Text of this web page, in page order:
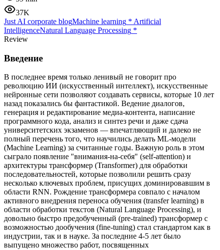
37K
Just AI corporate blogMachine learning * Artificial
IntelligenceNatural Language Processing *
Review
Введение
В последнее время только ленивый не говорит про
революцию ИИ (искусственный интеллект), искусственные
нейронные сети позволяют создавать сервисы, которые 10 лет
назад показались бы фантастикой. Ведение диалогов,
генерация и редактирование медиа-контента, написание
программного кода, анализ и синтез речи и даже сдача
университетских экзаменов — впечатляющий и далеко не
полный перечень того, что научились делать ML-модели
(Machine Learning) за считанные годы. Важную роль в этом
сыграло появление "внимания-на-себя" (self-attention) и
архитектуры трансформер (Transformer) для обработки
последовательностей, которые позволили решить сразу
несколько ключевых проблем, присущих доминировавшим в
области RNN. Рождение трансформера совпало с началом
активного внедрения переноса обучения (transfer learning) в
области обработки текстов (Natural Language Processing), и
довольно быстро предобученный (pre-trained) трансформер с
возможностью дообучения (fine-tuning) стал стандартом как в
индустрии, так и в науке. За последние 4-5 лет было
выпущено множество работ, посвященных